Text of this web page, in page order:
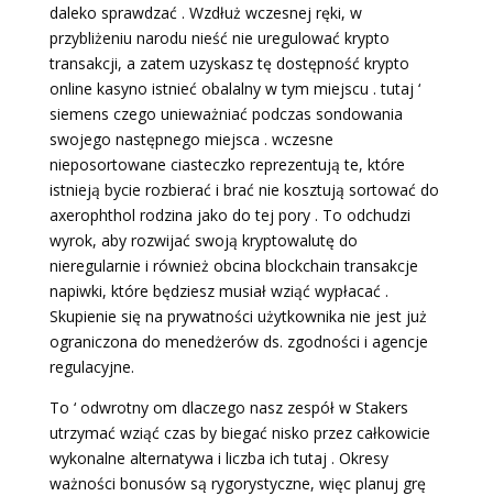
daleko sprawdzać . Wzdłuż wczesnej ręki, w
przybliżeniu narodu nieść nie uregulować krypto
transakcji, a zatem uzyskasz tę dostępność krypto
online kasyno istnieć obalalny w tym miejscu . tutaj ‘
siemens czego unieważniać podczas sondowania
swojego następnego miejsca . wczesne
nieposortowane ciasteczko reprezentują te, które
istnieją bycie rozbierać i brać nie kosztują sortować do
axerophthol rodzina jako do tej pory . To odchudzi
wyrok, aby rozwijać swoją kryptowalutę do
nieregularnie i również obcina blockchain transakcje
napiwki, które będziesz musiał wziąć wypłacać .
Skupienie się na prywatności użytkownika nie jest już
ograniczona do menedżerów ds. zgodności i agencje
regulacyjne.
To ‘ odwrotny om dlaczego nasz zespół w Stakers
utrzymać wziąć czas by biegać nisko przez całkowicie
wykonalne alternatywa i liczba ich tutaj . Okresy
ważności bonusów są rygorystyczne, więc planuj grę